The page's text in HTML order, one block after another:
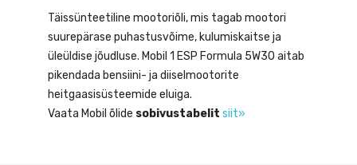
Täissünteetiline mootoriõli, mis tagab mootori
suurepärase puhastusvõime, kulumiskaitse ja
üleüldise jõudluse. Mobil 1 ESP Formula 5W30 aitab
pikendada bensiini- ja diiselmootorite
heitgaasisüsteemide eluiga.
Vaata Mobil õlide sobivustabelit siit»